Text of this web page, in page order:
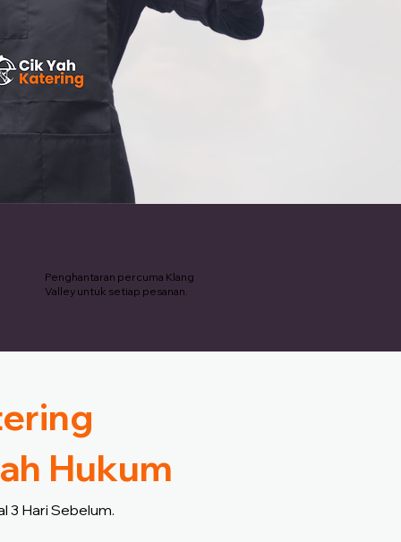
Penghantaran percuma Klang
Valley untuk setiap pesanan.
Hukum
3 Hari Sebelum.